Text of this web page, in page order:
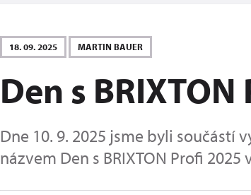
18. 09. 2025 MARTIN BAUER
Den s
Dne 10. 9. 2025 jsme byli součástí
názvem Den s BRIXTON Profi 2025